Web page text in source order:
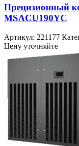
Прецизионный
MSACU190YC
Артикул: 221177
Цену уточняйте